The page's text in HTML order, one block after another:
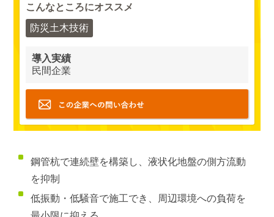
こんなところにオススメ
防災土木技術
導入実績
民間企業
鋼管杭で連続壁を構築し、液状化地盤の側方流動
を抑制
低振動・低騒音で施工でき、周辺環境への負荷を